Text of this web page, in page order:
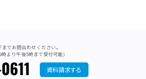
でお問合わせください。
より午後5時まで受付可能)
資料請求する